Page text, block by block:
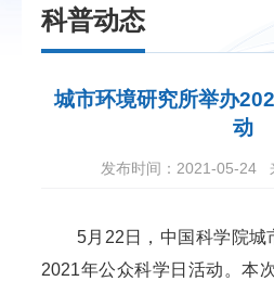
科普动态
城市环境研究所举办
动
发布时间：2021-05-24
5月 22 日，中国科学院
2021年公众科学日活动。本